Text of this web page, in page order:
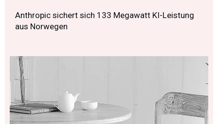
Anthropic sichert sich 133 Megawatt KI-Leistung
aus Norwegen